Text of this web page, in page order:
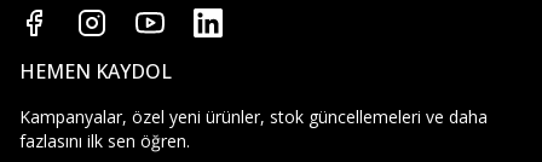
HEMEN KAYDOL
Kampanyalar, özel yeni ürünler, stok güncellemeleri ve daha
fazlasını ilk sen öğren.